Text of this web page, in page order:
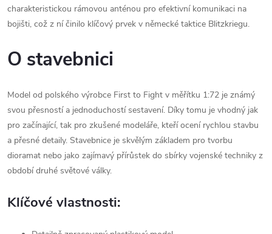
charakteristickou rámovou anténou pro efektivní komunikaci na
bojišti, což z ní činilo klíčový prvek v německé taktice Blitzkriegu.
O stavebnici
Model od polského výrobce First to Fight v měřítku 1:72 je známý
svou přesností a jednoduchostí sestavení. Díky tomu je vhodný jak
pro začínající, tak pro zkušené modeláře, kteří ocení rychlou stavbu
a přesné detaily. Stavebnice je skvělým základem pro tvorbu
dioramat nebo jako zajímavý přírůstek do sbírky vojenské techniky z
období druhé světové války.
Klíčové vlastnosti: